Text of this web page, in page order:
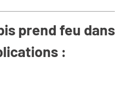
prend feu dans
: